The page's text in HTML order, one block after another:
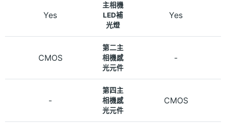
Yes
主相機
LED補
光燈
Yes
CMOS
第二主
相機感
光元件
-
-
第四主
相機感
光元件
CMOS